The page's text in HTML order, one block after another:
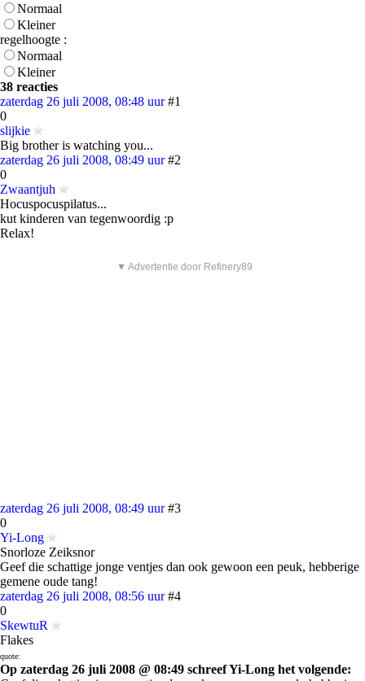
Normaal
Kleiner
regelhoogte :
Normaal
Kleiner
38 reacties
zaterdag 26 juli 2008, 08:48 uur #1
0
slijkie
Big brother is watching you...
zaterdag 26 juli 2008, 08:49 uur #2
0
Zwaantjuh
Hocuspocuspilatus...
kut kinderen van tegenwoordig :p
Relax!
▼ Advertentie door Refinery89
zaterdag 26 juli 2008, 08:49 uur #3
0
Yi-Long
Snorloze Zeiksnor
Geef die schattige jonge ventjes dan ook gewoon een peuk, hebberige
gemene oude tang!
zaterdag 26 juli 2008, 08:56 uur #4
0
SkewtuR
Flakes
quote:
Op zaterdag 26 juli 2008 @ 08:49 schreef Yi-Long het volgende: